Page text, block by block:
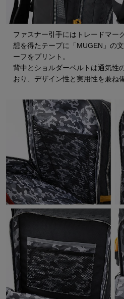
ファスナー引手にはトレードマー
想を得たテープに「MUGEN」の
ーフをプリント。
背中とショルダーベルトは通気性
おり、デザイン性と実用性を兼ね